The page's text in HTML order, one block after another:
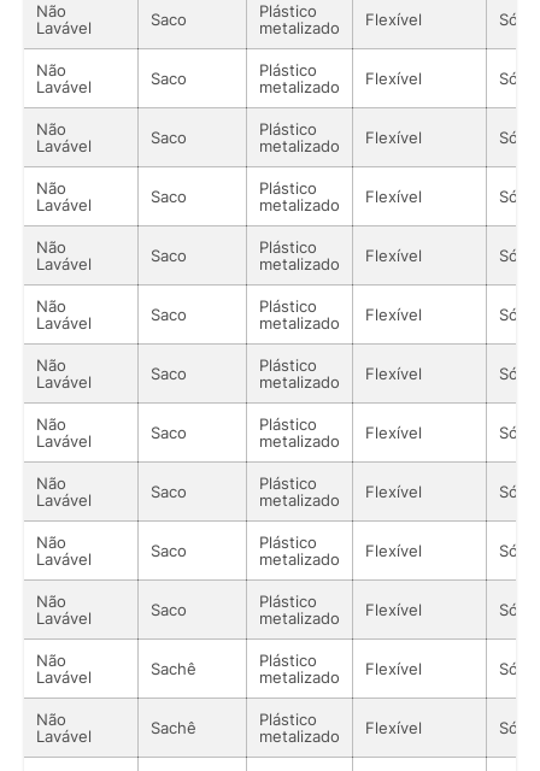
Não
Lavável
Saco
Plástico
metalizado
Flexível
Não
Lavável
Saco
Plástico
metalizado
Flexível
Não
Lavável
Saco
Plástico
metalizado
Flexível
Não
Lavável
Saco
Plástico
metalizado
Flexível
Não
Lavável
Saco
Plástico
metalizado
Flexível
Não
Lavável
Saco
Plástico
metalizado
Flexível
Não
Lavável
Saco
Plástico
metalizado
Flexível
Não
Lavável
Saco
Plástico
metalizado
Flexível
Não
Lavável
Saco
Plástico
metalizado
Flexível
Não
Lavável
Saco
Plástico
metalizado
Flexível
Não
Lavável
Saco
Plástico
metalizado
Flexível
Não
Lavável
Sachê
Plástico
metalizado
Flexível
Não
Lavável
Sachê
Plástico
metalizado
Flexível